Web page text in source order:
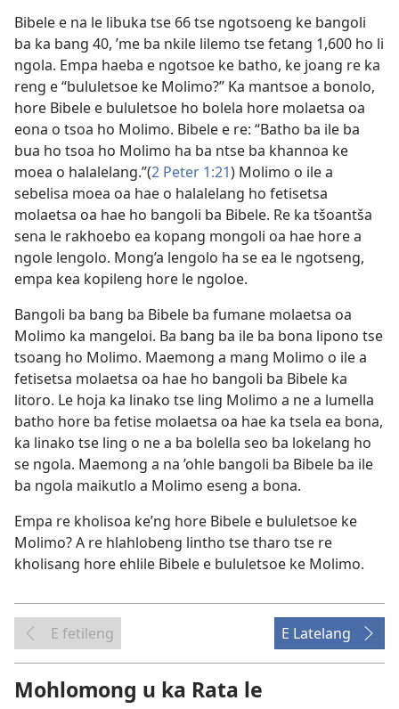
Bibele e na le libuka tse 66 tse ngotsoeng ke bangoli
ba ka bang 40, ’me ba nkile lilemo tse fetang 1,600 ho li
ngola. Empa haeba e ngotsoe ke batho, ke joang re ka
reng e “bululetsoe ke Molimo?” Ka mantsoe a bonolo,
hore Bibele e bululetsoe ho bolela hore molaetsa oa
eona o tsoa ho Molimo. Bibele e re: “Batho ba ile ba
bua ho tsoa ho Molimo ha ba ntse ba khannoa ke
moea o halalelang.”(2 Peter 1:21) Molimo o ile a
sebelisa moea oa hae o halalelang ho fetisetsa
molaetsa oa hae ho bangoli ba Bibele. Re ka tšoantša
sena le rakhoebo ea kopang mongoli oa hae hore a
ngole lengolo. Mong’a lengolo ha se ea le ngotseng,
empa kea kopileng hore le ngoloe.
Bangoli ba bang ba Bibele ba fumane molaetsa oa
Molimo ka mangeloi. Ba bang ba ile ba bona lipono tse
tsoang ho Molimo. Maemong a mang Molimo o ile a
fetisetsa molaetsa oa hae ho bangoli ba Bibele ka
litoro. Le hoja ka linako tse ling Molimo a ne a lumella
batho hore ba fetise molaetsa oa hae ka tsela ea bona,
ka linako tse ling o ne a ba bolella seo ba lokelang ho
se ngola. Maemong a na ’ohle bangoli ba Bibele ba ile
ba ngola maikutlo a Molimo eseng a bona.
Empa re kholisoa ke’ng hore Bibele e bululetsoe ke
Molimo? A re hlahlobeng lintho tse tharo tse re
kholisang hore ehlile Bibele e bululetsoe ke Molimo.
E fetileng E Latelang
Mohlomong u ka Rata le